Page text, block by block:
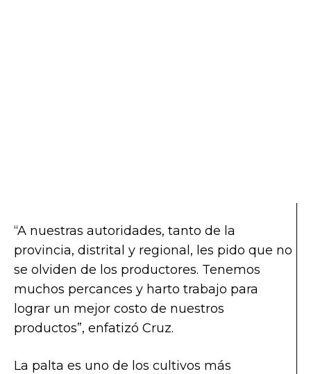
“A nuestras autoridades, tanto de la
provincia, distrital y regional, les pido que no
se olviden de los productores. Tenemos
muchos percances y harto trabajo para
lograr un mejor costo de nuestros
productos”, enfatizó Cruz.
La palta es uno de los cultivos más